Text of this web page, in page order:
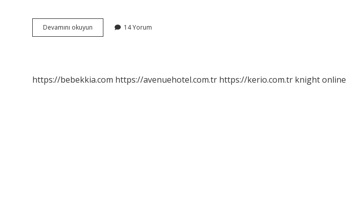
Devamını okuyun
Yapmak
14 Yorum
https://bebekkia.com https://avenuehotel.com.tr https://kerio.com.tr knight online